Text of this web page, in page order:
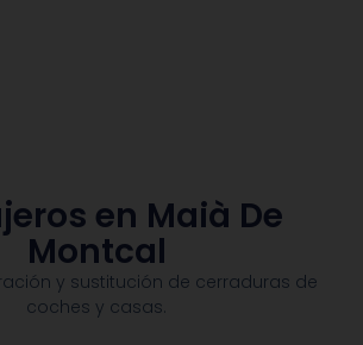
en Maià De
Montcal
y sustitución de cerraduras de
coches y casas.​